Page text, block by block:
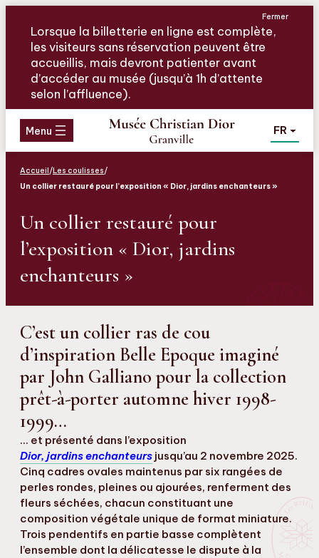
menu
contenu
page
Fermer
Lorsque la billetterie en ligne est complète,
les visiteurs sans réservation peuvent être
accueillis, mais devront patienter avant
d’accéder au musée (jusqu’à 1h d’attente
selon l’affluence).
Menu FR
Accueil /Les coulisses/
Un collier restauré pour l’exposition « Dior, jardins enchanteurs »
Un collier restauré pour
l’exposition « Dior, jardins
enchanteurs »
C’est un collier ras de cou
d’inspiration Belle Epoque imaginé
par John Galliano pour la collection
prêt-à-porter automne hiver 1998-
1999…
… et présenté dans l’exposition
Dior, jardins enchanteurs jusqu’au 2 novembre 2025.
Cinq cadres ovales maintenus par six rangées de
perles rondes, pleines ou ajourées, renferment des
fleurs séchées, chacun constituant une
composition végétale unique de format miniature.
Trois pendentifs en partie basse complètent
l’ensemble dont la délicatesse le dispute à la